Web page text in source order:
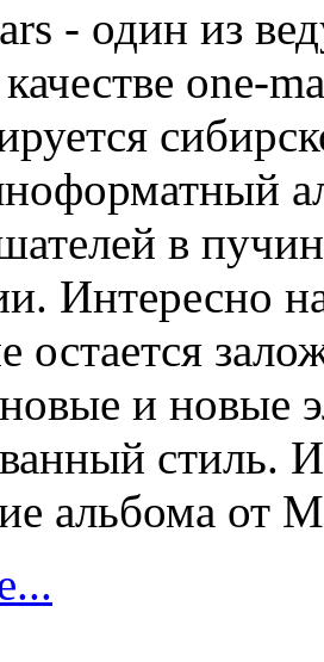
- один из
one-
в
Интересно
остается
и новые
стиль. И
альбома от